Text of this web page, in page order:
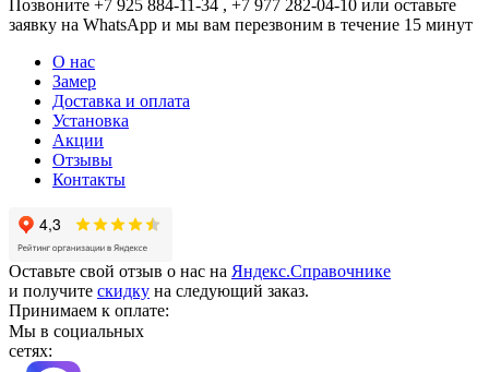
Позвоните +7 925 884-11-34 , +7 977 282-04-10 или оставьте
заявку на WhatsApp и мы вам перезвоним в течение 15 минут
О нас
Замер
Доставка и оплата
Установка
Акции
Отзывы
Контакты
Оставьте свой отзыв о нас на Яндекс.Справочнике
и получите скидку на следующий заказ.
Принимаем к оплате:
Мы в социальных
сетях: